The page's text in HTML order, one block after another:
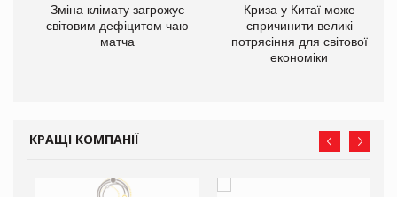
Зміна клімату загрожує
світовим дефіцитом чаю
матча
Криза у Китаї може
спричинити великі
потрясіння для світової
економіки
КРАЩІ КОМПАНІЇ